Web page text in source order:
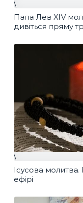
\
Папа Лев XIV
дивіться пряму
\
Ісусова
ефірі